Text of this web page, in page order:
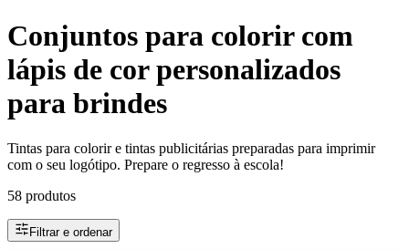
Conjuntos para colorir com
lápis de cor personalizados
para brindes
Tintas para colorir e tintas publicitárias preparadas para imprimir
com o seu logótipo. Prepare o regresso à escola!
58 produtos
Filtrar e ordenar